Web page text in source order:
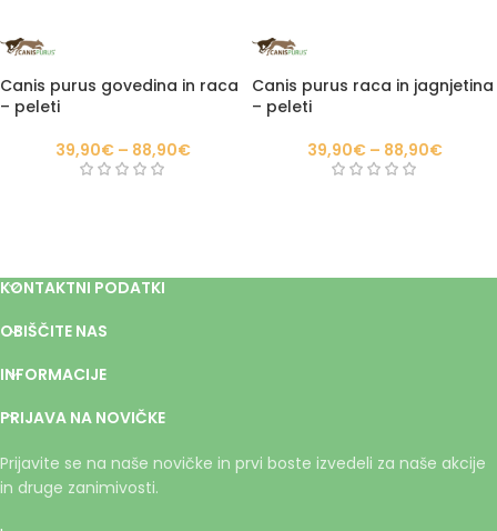
Canis purus govedina in raca
– peleti
39,90€ – 88,90€
Canis purus raca in jagnjetina
– peleti
39,90€ – 88,90€
KONTAKTNI PODATKI
OBIŠČITE NAS
INFORMACIJE
PRIJAVA NA NOVIČKE
Prijavite se na naše novičke in prvi boste izvedeli za naše akcije
in druge zanimivosti.